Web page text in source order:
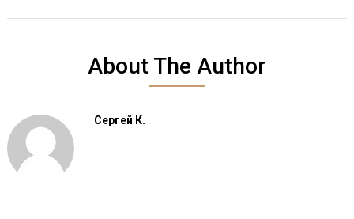
About The Author
Сергей К.